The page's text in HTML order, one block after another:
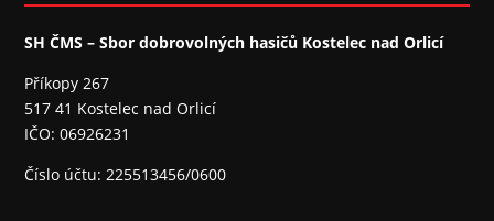
SH ČMS – Sbor dobrovolných hasičů Kostelec nad Orlicí
Příkopy 267
517 41 Kostelec nad Orlicí
IČO: 06926231
Číslo účtu: 225513456/0600